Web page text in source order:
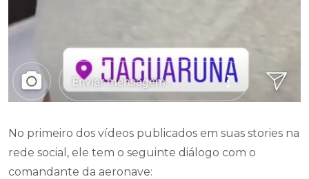
No primeiro dos vídeos publicados em suas stories na
rede social, ele tem o seguinte diálogo com o
comandante da aeronave: